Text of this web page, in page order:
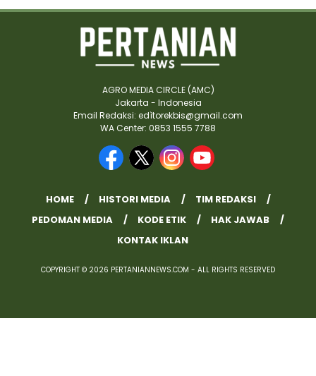
AGRO MEDIA CIRCLE (AMC)
Jakarta - Indonesia
Email Redaksi: edìtorekbis@gmail.com
WA Center: 0853 1555 7788
HOME HISTORI MEDIA
TIM REDAKSI
PEDOMAN MEDIA
KODE ETIK
HAK JAWAB
KONTAK IKLAN
COPYRIGHT © 2026 PERTANIANNEWS.COM - ALL RIGHTS RESERVED